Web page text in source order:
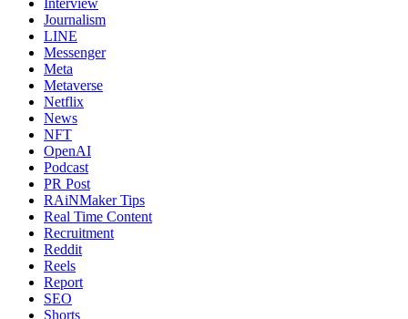
Journalism
LINE
Messenger
Meta
Metaverse
Netflix
News
NFT
OpenAI
Podcast
PR Post
RAiNMaker Tips
Real Time Content
Recruitment
Reddit
Reels
Report
SEO
Shorts